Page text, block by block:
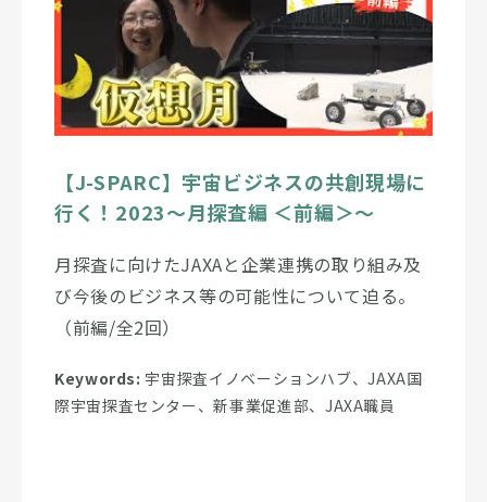
【J-SPARC】宇宙ビジネスの共創現場に
行く！2023～月探査編 ＜前編＞～
月探査に向けたJAXAと企業連携の取り組み及
び今後のビジネス等の可能性について迫る。
（前編/全2回）
Keywords: 宇宙探査イノベーションハブ、JAXA国
際宇宙探査センター、新事業促進部、JAXA職員